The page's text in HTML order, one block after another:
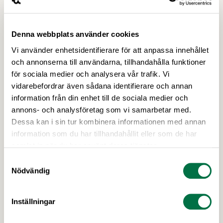
Denna webbplats använder cookies
Vi använder enhetsidentifierare för att anpassa innehållet
och annonserna till användarna, tillhandahålla funktioner
för sociala medier och analysera vår trafik. Vi
vidarebefordrar även sådana identifierare och annan
information från din enhet till de sociala medier och
annons- och analysföretag som vi samarbetar med.
Dessa kan i sin tur kombinera informationen med annan
information som du har tillhandahållit eller som de har
Nödvändig
Inställningar
Konsumentverket att klargöra vad som gäller
Livsmedelsföretagen nu sin samlade bedömning
Senaste nytt
med fokus på försörjning
2 JULI 2026